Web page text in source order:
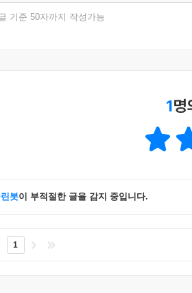
기준 50자까지 작성가능
1명
봇이 부적절한 글을 감지 중입니다.
1